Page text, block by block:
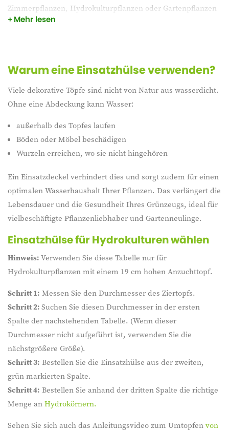
Zimmerpflanzen, Hydrokulturpflanzen oder Gartenpflanzen
pflegen. Mit einem Einsatzdeckel machen Sie Ihren Ziertopf
Mehr lesen
Warum eine Einsatzhülse verwenden?
Viele dekorative Töpfe sind nicht von Natur aus wasserdicht.
Ohne eine Abdeckung kann Wasser:
außerhalb des Topfes laufen
Böden oder Möbel beschädigen
Wurzeln erreichen, wo sie nicht hingehören
Ein Einsatzdeckel verhindert dies und sorgt zudem für einen
optimalen Wasserhaushalt Ihrer Pflanzen. Das verlängert die
Lebensdauer und die Gesundheit Ihres Grünzeugs, ideal für
vielbeschäftigte Pflanzenliebhaber und Gartenneulinge.
Einsatzhülse für Hydrokulturen wählen
Hinweis:Verwenden Sie diese Tabelle nur für
Hydrokulturpflanzen mit einem 19 cm hohen Anzuchttopf.
Schritt 1: Messen Sie den Durchmesser des Ziertopfs.
Schritt 2:Suchen Sie diesen Durchmesser in der ersten
Spalte der nachstehenden Tabelle. (Wenn dieser
Durchmesser nicht aufgeführt ist, verwenden Sie die
nächstgrößere Größe).
Schritt 3: Bestellen Sie die Einsatzhülse aus der zweiten,
grün markierten Spalte.
Schritt 4: Bestellen Sie anhand der dritten Spalte die richtige
Menge anHydrokörnern.
Sehen Sie sich auch das Anleitungsvideo zum Umtopfenvon